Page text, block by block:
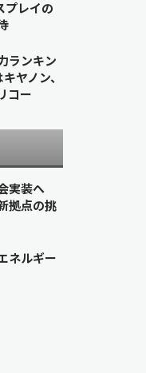
レイの
ランキン
ヤノン、
コー
実装へ
拠点の挑
ネルギー